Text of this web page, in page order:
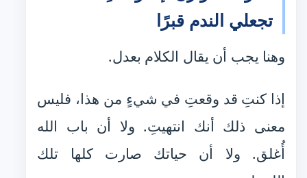
تجعلي الندم قبرًا
وهنا يجب أن يقال الكلام بعدل.
إذا كنتِ قد وقعتِ في شيءٍ من هذا، فليس
معنى ذلك أنك انتهيتِ. ولا أن باب الله
أُغلق. ولا أن حياتك صارت كلها تلك